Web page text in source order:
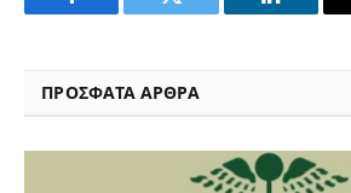
Facebook Twitter LinkedIn
ΠΡΟΣΦΑΤΑ ΑΡΘΡΑ